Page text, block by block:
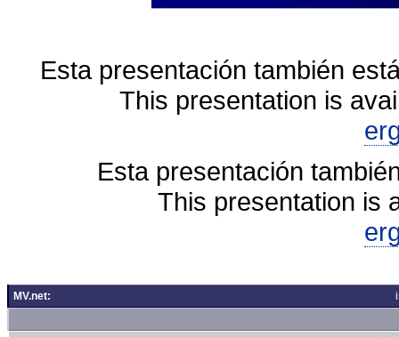
Esta presentación también
This presentation is
Esta presentación
This presentation is
MV.net: